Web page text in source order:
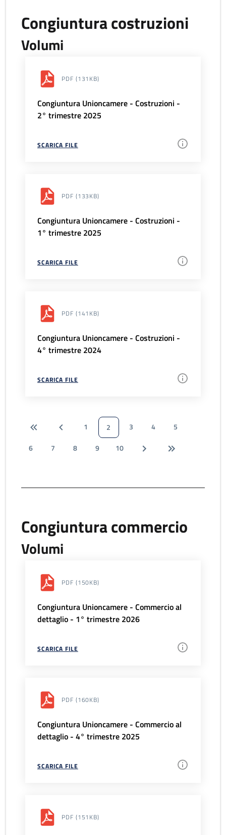
Congiuntura costruzioni
Volumi
PDF (131KB)
Congiuntura Unioncamere - Costruzioni -
2° trimestre 2025
SCARICA FILE
PDF (133KB)
Congiuntura Unioncamere - Costruzioni -
1° trimestre 2025
SCARICA FILE
PDF (141KB)
Congiuntura Unioncamere - Costruzioni -
4° trimestre 2024
SCARICA FILE
1 2 3 4
5
6
7 8 9 10
Congiuntura commercio
Volumi
PDF (150KB)
Congiuntura Unioncamere - Commercio al
dettaglio - 1° trimestre 2026
SCARICA FILE
PDF (160KB)
Congiuntura Unioncamere - Commercio al
dettaglio - 4° trimestre 2025
SCARICA FILE
PDF (151KB)